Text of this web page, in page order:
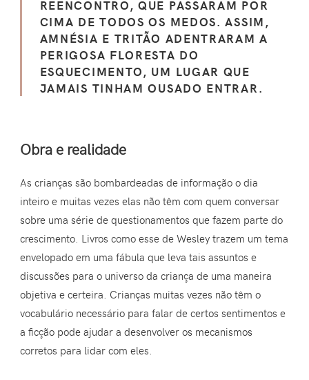
REENCONTRO, QUE PASSARAM POR
CIMA DE TODOS OS MEDOS. ASSIM,
AMNÉSIA E TRITÃO ADENTRARAM A
PERIGOSA FLORESTA DO
ESQUECIMENTO, UM LUGAR QUE
JAMAIS TINHAM OUSADO ENTRAR.
Obra e realidade
As crianças são bombardeadas de informação o dia
inteiro e muitas vezes elas não têm com quem conversar
sobre uma série de questionamentos que fazem parte do
crescimento. Livros como esse de Wesley trazem um tema
envelopado em uma fábula que leva tais assuntos e
discussões para o universo da criança de uma maneira
objetiva e certeira. Crianças muitas vezes não têm o
vocabulário necessário para falar de certos sentimentos e
a ficção pode ajudar a desenvolver os mecanismos
corretos para lidar com eles.